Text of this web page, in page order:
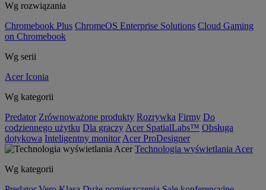
Wg rozwiązania
Chromebook Plus ChromeOS Enterprise Solutions Cloud Gaming
on Chromebook
Wg serii
Acer Iconia
Wg kategorii
Predator Zrównoważone produkty Rozrywka Firmy Do
codziennego użytku Dla graczy Acer SpatialLabs™ Obsługa
dotykowa Inteligentny monitor Acer ProDesigner
Technologia wyświetlania Acer
Wg kategorii